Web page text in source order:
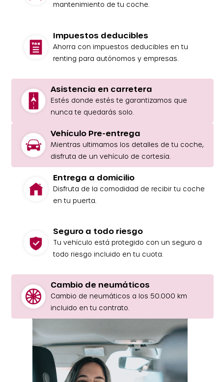
mantenimiento de tu coche.
Impuestos deducibles
Ahorra con impuestos deducibles en tu
renting para autónomos y empresas.
Asistencia en carretera
Estés donde estés te garantizamos que
nunca te quedarás solo.
Vehículo Pre-entrega
Mientras ultimamos los detalles de tu coche,
disfruta de un vehículo de cortesía.
Entrega a domicilio
Disfruta de la comodidad de recibir tu coche
en tu puerta.
Seguro a todo riesgo
Tu vehículo está protegido con un seguro a
todo riesgo incluido en tu cuota.
Cambio de neumáticos
Cambio de neumáticos a los 50.000 km
incluido en tu contrato.